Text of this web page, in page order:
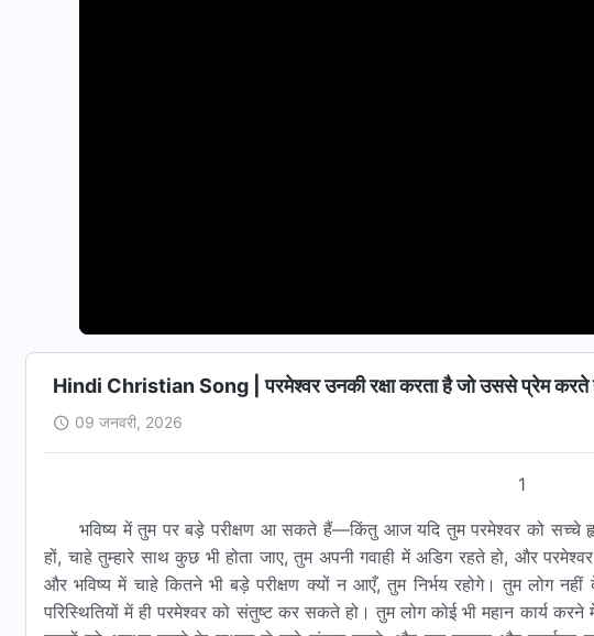
Hindi Christian Song | परमेश्वर उनकी रक्षा करता है जो उससे प्रेम करते
09 जनवरी, 2026
1
भविष्य में तुम पर बड़े परीक्षण आ सकते हैं—किंतु आज यदि तुम परमेश्वर को सच्चे
हों, चाहे तुम्हारे साथ कुछ भी होता जाए, तुम अपनी गवाही में अडिग रहते हो, और
और भविष्य में चाहे कितने भी बड़े परीक्षण क्यों न आएँ, तुम निर्भय रहोगे। तुम लोग
परिस्थितियों में ही परमेश्वर को संतुष्ट कर सकते हो। तुम लोग कोई भी महान कार्य